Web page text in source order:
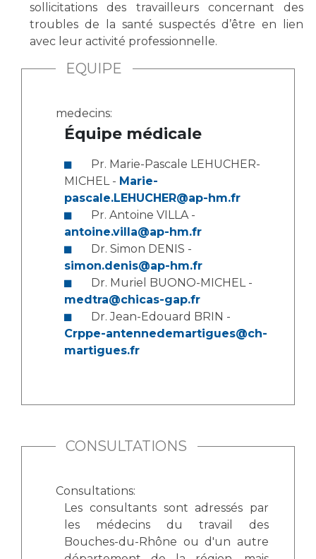
Vivre ensemble à l'hôpital
Culture à l'hôpital
Livret d'accueil
Salon des familles
Transports sanitaires
Vos droits, vos devoirs
Handicap
Handi 13
Pôle Médecine Physique et Réadaptation
Accueil sourds et malentendants
Charte Romain Jacob
Mouvement Parcours Handicap 13
Activité physique
Médecine nucléaire
Statuts
Stages paramédicaux
La recherche clinique à l'AP-HM
Les structures de recherche
Écoles et Instituts de Formation
Plateforme des internes
Professionnels de santé
Adresser un patient
Réseaux de soins
Les pôles d'activité médicale
Adresser un examen au Laboratoire d'Infectiologie
Centres de référence Maladies Rares
Plateforme d'Expertise Maladies Rares
sollicitations des travailleurs concernant des
troubles de la santé suspectés d’être en lien
avec leur activité professionnelle.
EQUIPE
medecins:
Équipe médicale
MICHEL - Marie-
pascale.LEHUCHER@ap-hm.fr
Pr. Antoine VILLA -
antoine.villa@ap-hm.fr
Dr. Simon DENIS -
simon.denis@ap-hm.fr
Dr. Muriel BUONO-MICHEL -
medtra@chicas-gap.fr
Dr. Jean-Edouard BRIN -
Crppe-antennedemartigues@ch-
martigues.fr
CONSULTATIONS
Consultations:
Les consultants sont adressés par
les médecins du travail des
Bouches-du-Rhône ou d'un autre